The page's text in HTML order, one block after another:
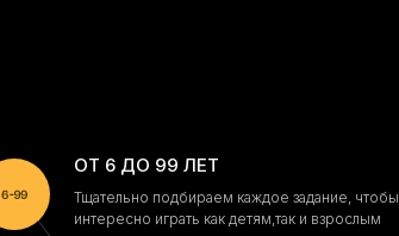
ОТ 6 ДО 99 ЛЕТ
Тщательно подбираем каждое задание,
интересно играть как детям,так и взрослым